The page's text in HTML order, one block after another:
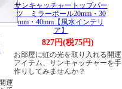
運
サンキャッチャートップパー
ツ ミラーボール20mm・30
mm・40mm【風水インテリ
ア】
827円(税75円)
お部屋に虹の光を取り入れる開運
アイテム、サンキャッチャーを手
作りしてみませんか？